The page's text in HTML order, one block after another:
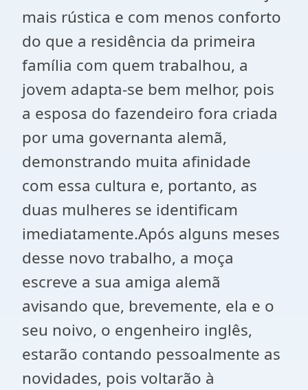
mais rústica e com menos conforto
do que a residência da primeira
família com quem trabalhou, a
jovem adapta-se bem melhor, pois
a esposa do fazendeiro fora criada
por uma governanta alemã,
demonstrando muita afinidade
com essa cultura e, portanto, as
duas mulheres se identificam
imediatamente.Após alguns meses
desse novo trabalho, a moça
escreve a sua amiga alemã
avisando que, brevemente, ela e o
seu noivo, o engenheiro inglês,
estarão contando pessoalmente as
novidades, pois voltarão à